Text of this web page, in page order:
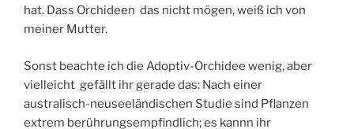
hat. Dass Orchideen das nicht mögen, weiß ich von
meiner Mutter.
Sonst beachte ich die Adoptiv-Orchidee wenig, aber
vielleicht gefällt ihr gerade das: Nach einer
australisch-neuseeländischen Studie sind Pflanzen
extrem berührungsempfindlich; es kannn ihr